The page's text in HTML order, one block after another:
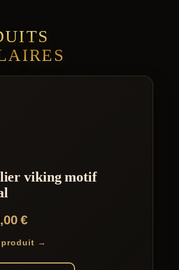
viking motif
€
produit →